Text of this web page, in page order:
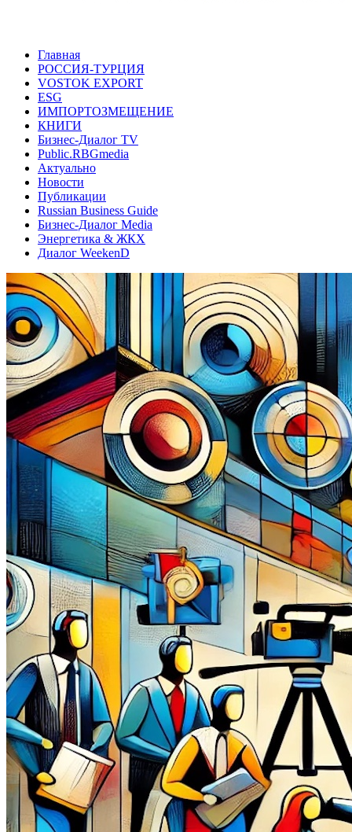
Главная
РОССИЯ-ТУРЦИЯ
VOSTOK EXPORT
ESG
ИМПОРТОЗМЕЩЕНИЕ
КНИГИ
Бизнес-Диалог TV
Public.RBGmedia
Актуально
Новости
Публикации
Russian Business Guide
Бизнес-Диалог Media
Энергетика & ЖКХ
Диалог WeekenD